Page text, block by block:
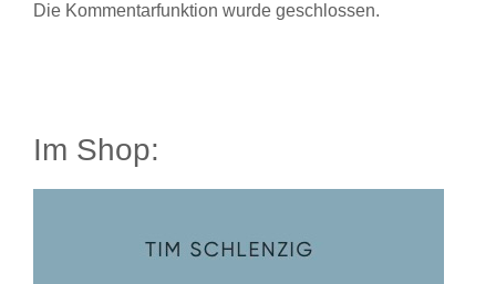
Die Kommentarfunktion wurde geschlossen.
Im Shop: